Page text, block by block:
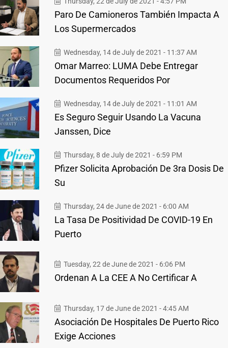
Paro De Camioneros También Impacta A
Los Supermercados
Wednesday, 14 de July de 2021 - 11:37 AM
Omar Marreo: LUMA Debe Entregar
Documentos Requeridos Por
Wednesday, 14 de July de 2021 - 11:01 AM
Es Seguro Seguir Usando La Vacuna
Janssen, Dice
Thursday, 8 de July de 2021 - 6:59 PM
Pfizer Solicita Aprobación De 3ra Dosis De
Su
Thursday, 24 de June de 2021 - 6:00 AM
La Tasa De Positividad De COVID-19 En
Puerto
Tuesday, 22 de June de 2021 - 6:06 PM
Ordenan A La CEE A No Certificar A
Thursday, 17 de June de 2021 - 4:45 AM
Asociación De Hospitales De Puerto Rico
Exige Acciones